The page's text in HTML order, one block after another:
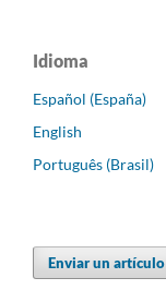
Idioma
Español (España)
English
Português (Brasil)
Enviar un artículo